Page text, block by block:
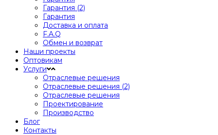
Гарантия (2)
Гарантия
Доставка и оплата
F.A.Q
Обмен и возврат
Наши проекты
Оптовикам
Услуги
Отраслевые решения
Отраслевые решения (2)
Отраслевые решения
Проектирование
Производство
Блог
Контакты